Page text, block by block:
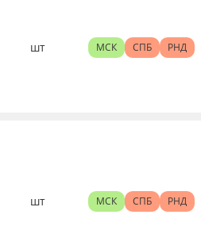
шт МСК СПБ РНД
шт МСК СПБ РНД